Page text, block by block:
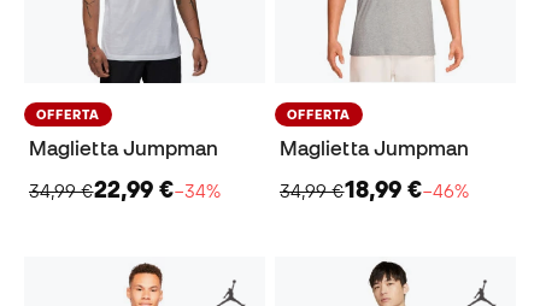
OFFERTA
Maglietta Jumpman
34,99 €22,99 €−34%
OFFERTA
Maglietta Jumpman
34,99 €18,99 €−46%